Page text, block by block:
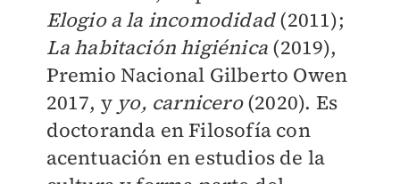
Elogio a la incomodidad(2011);
La habitación higiénica (2019),
Premio Nacional Gilberto Owen
2017, y yo, carnicero(2020). Es
doctoranda en Filosofía con
acentuación en estudios de la